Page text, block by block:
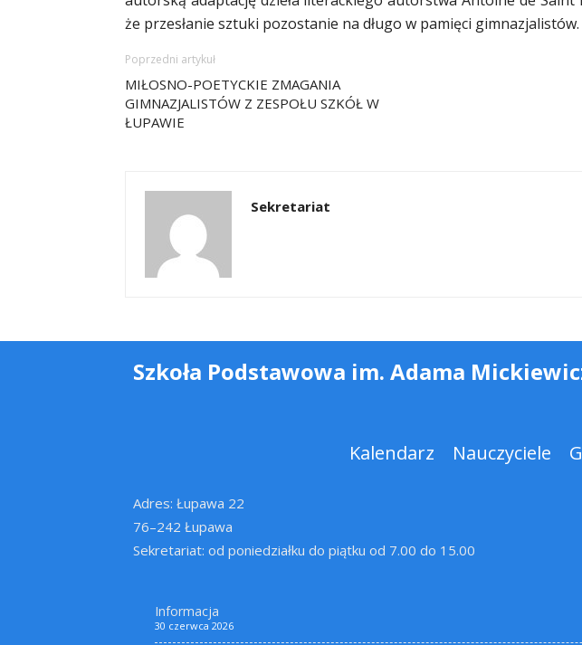
że przesłanie sztuki pozostanie na długo w pamięci gimnazjalistów.
Poprzedni artykuł
MIŁOSNO-POETYCKIE ZMAGANIA
GIMNAZJALISTÓW Z ZESPOŁU SZKÓŁ W
ŁUPAWIE
Sekretariat
Szkoła Podstawowa im. Adama
Kalendarz Nauczyciele
Adres: Łupawa 22
76–242 Łupawa
Sekretariat: od poniedziałku do piątku od 7.00 do 15.00
Informacja
30 czerwca 2026